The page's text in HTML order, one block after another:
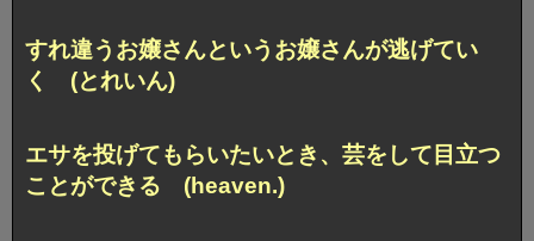
すれ違うお嬢さんというお嬢さんが逃げてい
く (とれいん)
エサを投げてもらいたいとき、芸をして目立つ
ことができる (heaven.)